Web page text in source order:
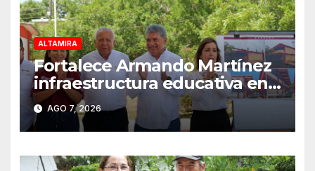
ALTAMIRA
Fortalece Armando Martínez
infraestructura educativa en
Altamira
AGO 7, 2026